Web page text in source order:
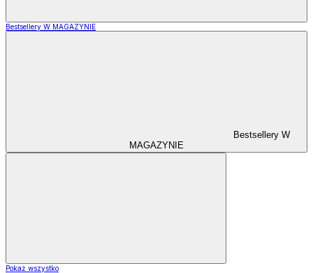
Bestsellery W MAGAZYNIE
Bestsellery W
MAGAZYNIE
Pokaż wszystko